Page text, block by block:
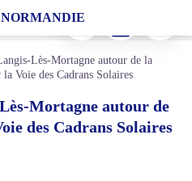
- Tourisme 61
Voir l'image en plein écran
Imprimer
Lès-Mortagne autour de la
Voie des Cadrans Solaires
Mortagne autour de
des Cadrans Solaires